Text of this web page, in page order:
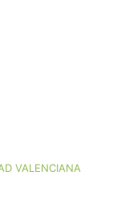
VALENCIANA